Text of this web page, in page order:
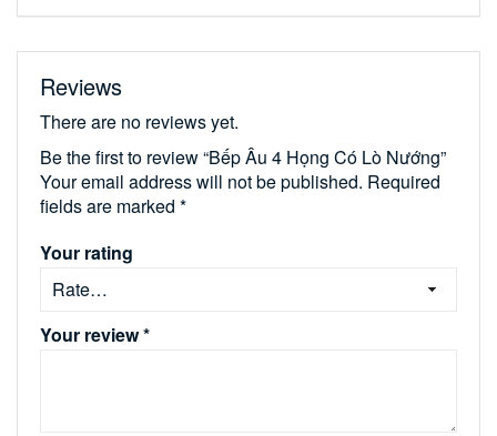
Reviews
There are no reviews yet.
Be the first to review “Bếp Âu 4 Họng Có Lò Nướng”
Your email address will not be published. Required
fields are marked *
Your rating
Your review*